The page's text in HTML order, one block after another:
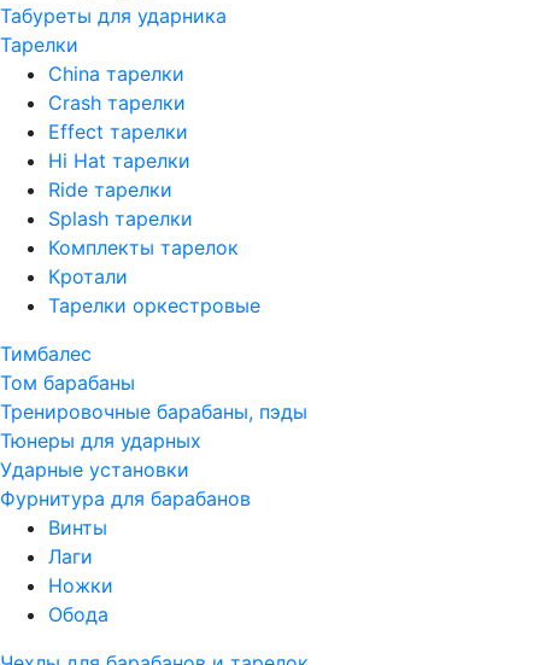
Табуреты для ударника
Тарелки
China тарелки
Crash тарелки
Effect тарелки
Hi Hat тарелки
Ride тарелки
Splash тарелки
Комплекты тарелок
Кротали
Тарелки оркестровые
Тимбалес
Том барабаны
Тренировочные барабаны, пэды
Тюнеры для ударных
Ударные установки
Фурнитура для барабанов
Винты
Лаги
Ножки
Обода